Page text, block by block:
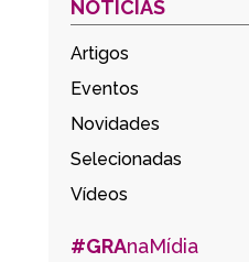
NOTÍCIAS
Artigos
Eventos
Novidades
Selecionadas
Vídeos
#GRAnaMídia